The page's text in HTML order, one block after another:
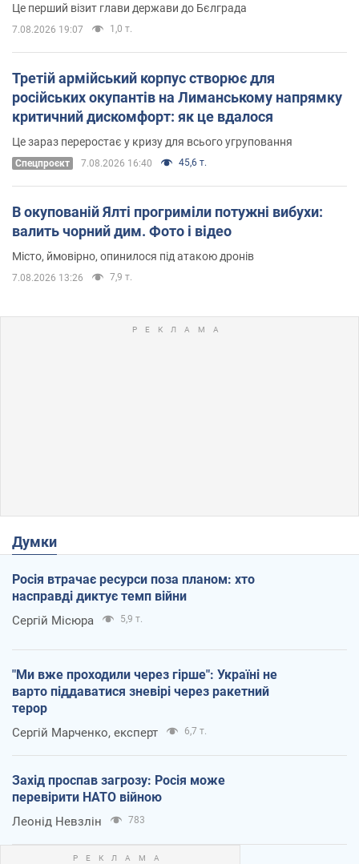
Це перший візит глави держави до Бєлграда
7.08.2026 19:07 1,0 т.
Третій армійський корпус створює для
російських окупантів на Лиманському напрямку
критичний дискомфорт: як це вдалося
Це зараз переростає у кризу для всього угруповання
Cпецпроєкт 7.08.2026 16:40 45,6 т.
В окупованій Ялті прогриміли потужні вибухи:
валить чорний дим. Фото і відео
Місто, ймовірно, опинилося під атакою дронів
7.08.2026 13:26 7,9 т.
Думки
Росія втрачає ресурси поза планом: хто
насправді диктує темп війни
Сергій Місюра 5,9 т.
"Ми вже проходили через гірше": Україні не
варто піддаватися зневірі через ракетний
терор
Сергій Марченко, експерт 6,7 т.
Захід проспав загрозу: Росія може
перевірити НАТО війною
Леонід Невзлін 783